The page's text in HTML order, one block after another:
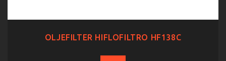
OLJEFILTER HIFLOFILTRO HF138C